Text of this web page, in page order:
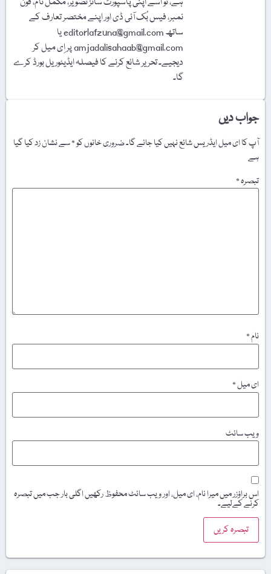
نمبر، فیس بُک آئی ڈی اور اپنے مختصر تعارف کے
ساتھ editorlafzuna@gmail.com یا
amjadalisahaab@gmail.com پر اِی میل کر
دیجیے۔ تحریر شائع کرنے کا فیصلہ ایڈیٹوریل بورڈ کرے
گا۔
جواب دیں
آپ کا ای میل ایڈریس شائع نہیں کیا جائے گا۔ضروری خانوں کو*سے نشان زد کیا گیا
ہے
تبصرہ*
نام*
ای میل*
ویب‌ سائٹ
اس براؤزر میں میرا نام، ای میل، اور ویب سائٹ محفوظ رکھیں اگلی بار جب میں تبصرہ
کرنے کےلیے۔